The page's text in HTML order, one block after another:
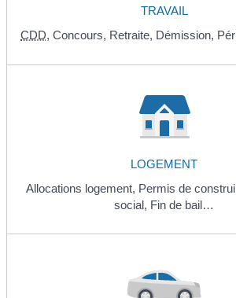
TRAVAIL
CDD, Concours, Retraite, Démission,
LOGEMENT
Allocations logement, Permis de
social, Fin de bail…